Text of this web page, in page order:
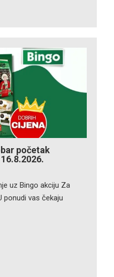
početak
uz Bingo akciju Za
ponudi vas čekaju